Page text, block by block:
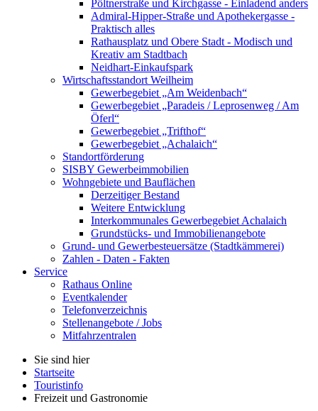
Pöltnerstraße und Kirchgasse - Einladend anders
Admiral-Hipper-Straße und Apothekergasse -
Praktisch alles
Rathausplatz und Obere Stadt - Modisch und
Kreativ am Stadtbach
Neidhart-Einkaufspark
Wirtschaftsstandort Weilheim
Gewerbegebiet „Am Weidenbach“
Gewerbegebiet „Paradeis / Leprosenweg / Am
Öferl“
Gewerbegebiet „Trifthof“
Gewerbegebiet „Achalaich“
Standortförderung
SISBY Gewerbeimmobilien
Wohngebiete und Bauflächen
Derzeitiger Bestand
Weitere Entwicklung
Interkommunales Gewerbegebiet Achalaich
Grundstücks- und Immobilienangebote
Grund- und Gewerbesteuersätze (Stadtkämmerei)
Zahlen - Daten - Fakten
Service
Rathaus Online
Eventkalender
Telefonverzeichnis
Stellenangebote / Jobs
Mitfahrzentralen
Sie sind hier
Startseite
Touristinfo
Freizeit und Gastronomie